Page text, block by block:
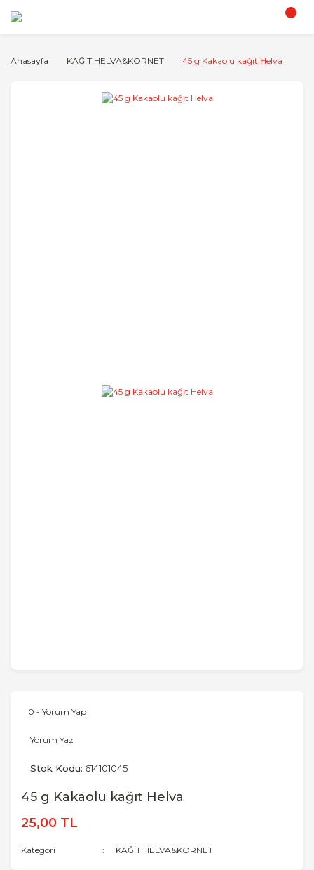
Anasayfa KAĞIT HELVA&KORNET 45 g Kakaolu kağıt Helva
0 - Yorum Yap
Yorum Yaz
Stok Kodu: 614101045
45 g Kakaolu kağıt Helva
25,00 TL
Kategori KAĞIT HELVA&KORNET